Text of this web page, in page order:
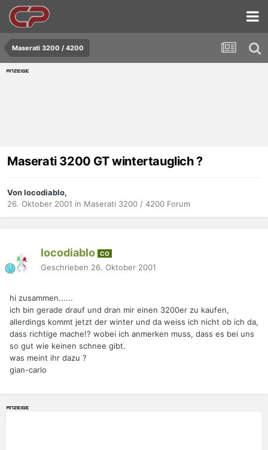
Maserati 3200 / 4200
Maserati 3200 GT wintertauglich ?
Von locodiablo,
26. Oktober 2001 in Maserati 3200 / 4200 Forum
locodiablo CO
Geschrieben 26. Oktober 2001
hi zusammen......
ich bin gerade drauf und dran mir einen 3200er zu kaufen,
allerdings kommt jetzt der winter und da weiss ich nicht ob ich da,
dass richtige mache!? wobei ich anmerken muss, dass es bei uns
so gut wie keinen schnee gibt.
was meint ihr dazu ?
gian-carlo